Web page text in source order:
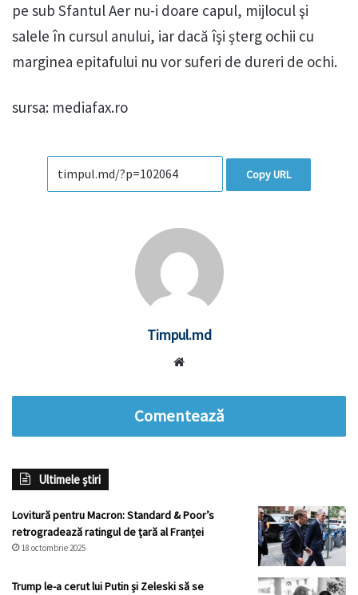
pe sub Sfantul Aer nu-i doare capul, mijlocul şi
salele în cursul anului, iar dacă îşi şterg ochii cu
marginea epitafului nu vor suferi de dureri de ochi.
sursa: mediafax.ro
Copy URL
Timpul.md
Comentează
Ultimele știri
Lovitură pentru Macron: Standard & Poor’s
retrogradează ratingul de țară al Franței
18 octombrie 2025
Trump le-a cerut lui Putin și Zeleski să se